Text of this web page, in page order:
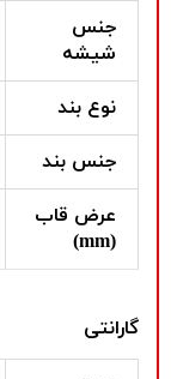
جنس
شیشه
نوع بند
جنس بند
عرض قاب
(mm)
گارانتی